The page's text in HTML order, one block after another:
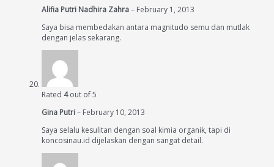
Alifia Putri Nadhira Zahra– February 1, 2013
Saya bisa membedakan antara magnitudo semu dan mutlak
dengan jelas sekarang.
Rated 4out of 5
Gina Putri– February 10, 2013
Saya selalu kesulitan dengan soal kimia organik, tapi di
koncosinau.id dijelaskan dengan sangat detail.